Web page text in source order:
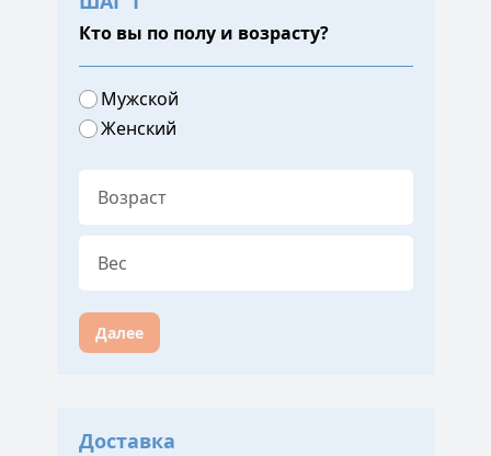
Кто вы по полу и возрасту?
Мужской
Женский
Далее
Доставка